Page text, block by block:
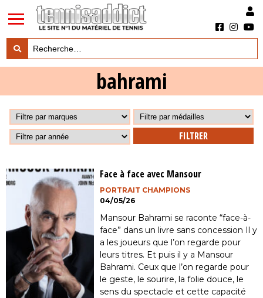
LES TESTS PRODUITS
LES GUIDES DU MATERIEL
bahrami
Face à face avec Mansour
PORTRAIT CHAMPIONS
04/05/26
Mansour Bahrami se raconte “face-à-
face” dans un livre sans concession Il y
a les joueurs que l’on regarde pour
leurs titres. Et puis il y a Mansour
Bahrami. Ceux que l’on regarde pour
le geste, le sourire, la folie douce, le
sens du spectacle et cette capacité